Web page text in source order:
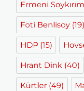
Ermeni
Foti Benlisoy (19)
HDP (15)
Hrant Dink (40)
Kürtler (49)